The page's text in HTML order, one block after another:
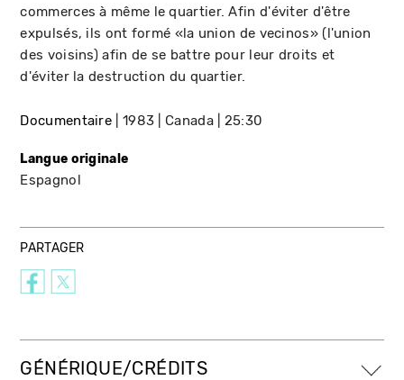
commerces à même le quartier. Afin d'éviter d'être
expulsés, ils ont formé «la union de vecinos» (l'union
des voisins) afin de se battre pour leur droits et
d'éviter la destruction du quartier.
Documentaire 1983 Canada 25:30
Langue originale
Espagnol
PARTAGER
GÉNÉRIQUE/CRÉDITS